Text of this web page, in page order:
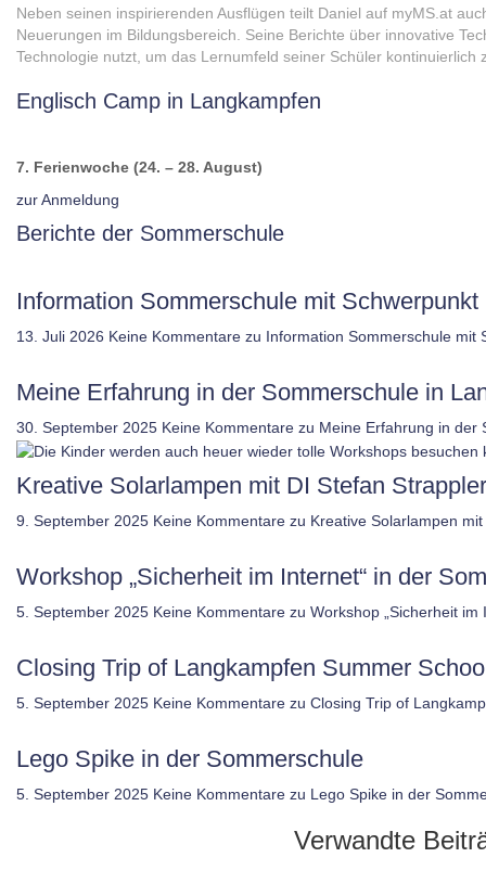
Neben seinen inspirierenden Ausflügen teilt Daniel auf myMS.at
Neuerungen im Bildungsbereich. Seine Berichte über innovative
Technologie nutzt, um das Lernumfeld seiner Schüler kontinuierlich
Englisch Camp in Langkampfen
7. Ferienwoche (24. – 28. August)
zur Anmeldung
Berichte der Sommerschule
Information Sommerschule mit
13. Juli 2026 Keine Kommentare zu Information Sommerschule
Meine Erfahrung in der Sommerschule in
30. September 2025 Keine Kommentare zu Meine Erfahrung in der
Kreative Solarlampen mit DI Stefan
9. September 2025 Keine Kommentare zu Kreative Solarlampen
Workshop „Sicherheit im Internet“ in der
5. September 2025 Keine Kommentare zu Workshop „Sicherheit
Closing Trip of Langkampfen Summer
5. September 2025 Keine Kommentare zu Closing Trip of
Lego Spike in der Sommerschule
5. September 2025 Keine Kommentare zu Lego Spike in der
Verwandte